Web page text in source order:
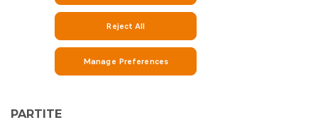
PARTITE